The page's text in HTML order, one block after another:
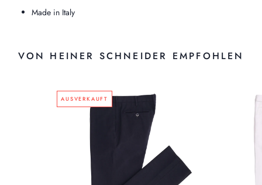
Made in Italy
VON HEINER SCHNEIDER EMPFOHLEN
AUSVERKAUFT